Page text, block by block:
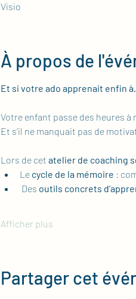
Visio
À propos de
Et si votre ado apprenait enfin
Votre enfant passe des heures à
Et s’il ne manquait pas de
Lors de cet atelier de coaching
Le cycle de la mémoire :
Des outils concrets
Afficher plus
Partager cet